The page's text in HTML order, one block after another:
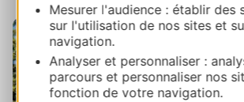
Mesurer l'audience : établir des
sur l'utilisation de nos sites et
navigation.
Analyser et personnaliser :
parcours et personnaliser nos
fonction de votre navigation.